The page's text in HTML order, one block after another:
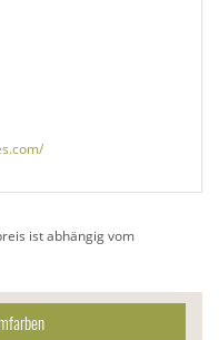
ist abhängig vom